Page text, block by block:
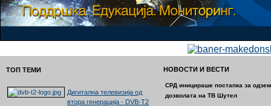
ТОП ТЕМИ
Дигитална телевизија од
втора генерација - DVB-T2
НОВОСТИ И ВЕСТИ
СРД иницираше постапка за
дозволата на ТВ Шутел